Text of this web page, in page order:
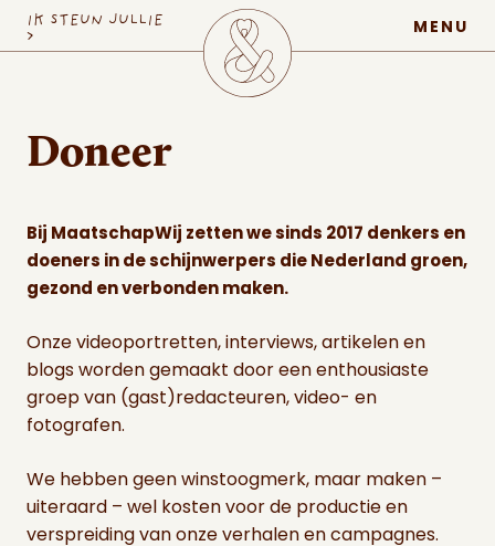
MaatschapWij
MENU
IK STEUN JULLIE
>
Doneer
Bij MaatschapWij zetten we sinds 2017 denkers en
doeners in de schijnwerpers die Nederland groen,
gezond en verbonden maken.
Onze videoportretten, interviews, artikelen en
blogs worden gemaakt door een enthousiaste
groep van (gast)redacteuren, video- en
fotografen.
We hebben geen winstoogmerk, maar maken –
uiteraard – wel kosten voor de productie en
verspreiding van onze verhalen en campagnes.